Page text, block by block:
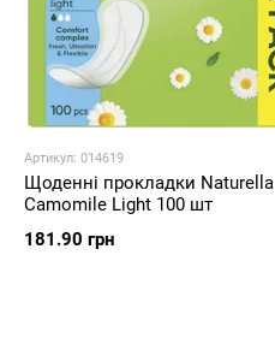
Артикул: 014619
Щоденні прокладки Naturella
Camomile Light 100 шт
181.90 грн